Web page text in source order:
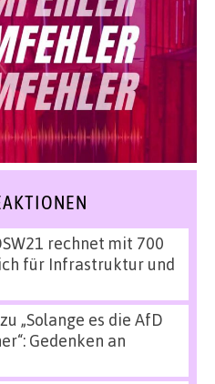
rechnet mit 700
für Infrastruktur und
zu „Solange es die AfD
Gedenken an